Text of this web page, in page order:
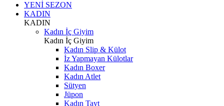
YENİ SEZON
KADIN
KADIN
Kadın İç Giyim
Kadın İç Giyim
Kadın Slip & Külot
İz Yapmayan Külotlar
Kadın Boxer
Kadın Atlet
Sütyen
Jüpon
Kadın Tayt